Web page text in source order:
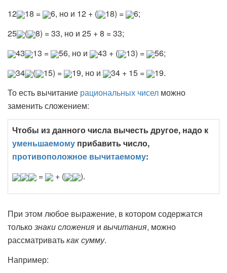
12
18 = 6, но и 12 + ( 18) =
6;
25
(
8) = 33, но и 25 + 8 = 33;
43
13 = 56, но и 43 + ( 13) =
56;
34
( 15) = 19, но и 34 + 15 =
19.
То есть вычитание рациональных чисел можно
заменить сложением:
Чтобы из данного числа вычесть другое, надо к
уменьшаемому прибавить число,
противоположное вычитаемому:
=
+ ( ).
При этом любое выражение, в котором содержатся
толькознаки сложения и вычитания, можно
рассматриватькак сумму.
Например: